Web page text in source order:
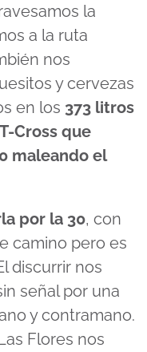
la
a la ruta
nos
y cervezas
en los 373 litros
Cross que
maleando el
por la 30, con
camino pero es
discurrir nos
señal por una
y contramano.
Flores nos